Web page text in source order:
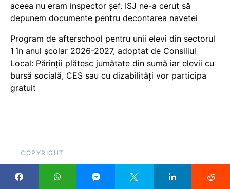
aceea nu eram inspector șef. ISJ ne-a cerut să
depunem documente pentru decontarea navetei
Program de afterschool pentru unii elevi din sectorul
1 în anul școlar 2026-2027, adoptat de Consiliul
Local: Părinții plătesc jumătate din sumă iar elevii cu
bursă socială, CES sau cu dizabilităţi vor participa
gratuit
COPYRIGHT
Pentru că scrieți despre educație, sau cu atât mai mult